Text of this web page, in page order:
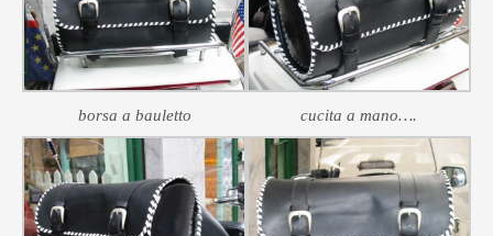
borsa a bauletto cucita a mano….